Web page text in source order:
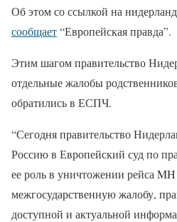
Об этом со ссылкой на
сообщает“Европейская правда”.
Этим шагом правительство
отдельные жалобы
обратились в ЕСПЧ.
“Сегодня правительство
Россию в Европейский суд по
ее роль в уничтожении рейса
межгосударственную жалобу,
доступной и актуальной